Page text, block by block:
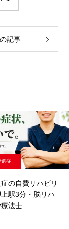
記事
遺症
の自費リハビリ
上駅3分・脳リハ
法士